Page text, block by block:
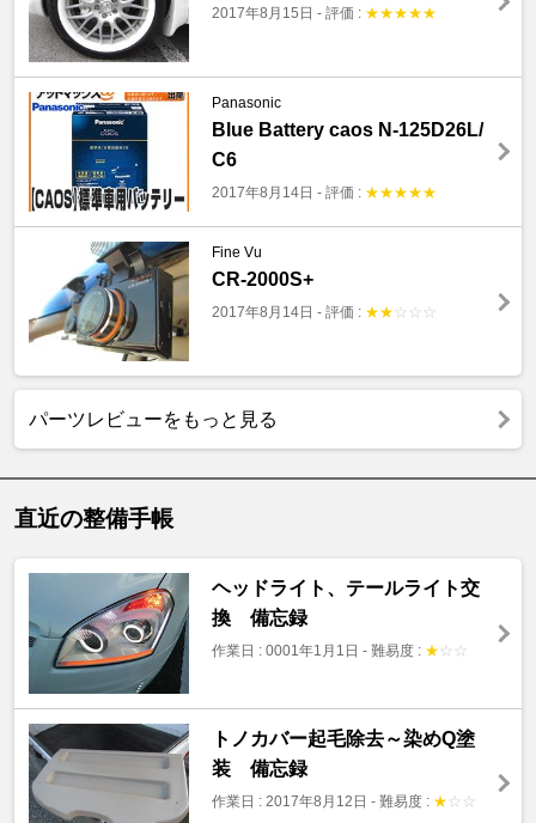
2017年8月15日 - 評価 : ★★★★★
Panasonic
Blue Battery caos N-125D26L/
C6
2017年8月14日 - 評価 : ★★★★★
Fine Vu
CR-2000S+
2017年8月14日 - 評価 : ★★ ☆ ☆ ☆
パーツレビューをもっと見る
直近の整備手帳
ヘッドライト、テールライト交
換 備忘録
作業日 : 0001年1月1日 - 難易度 : ★ ☆ ☆
トノカバー起毛除去～染めQ塗
装 備忘録
作業日 : 2017年8月12日 - 難易度 : ★ ☆ ☆